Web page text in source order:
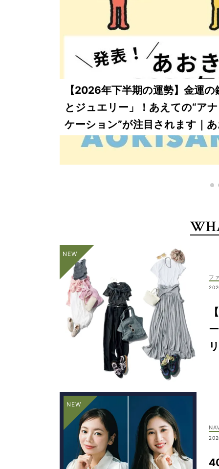
待望の受注再開！「VERY×yori
える“縦型”が人気【徹底解説】
フ